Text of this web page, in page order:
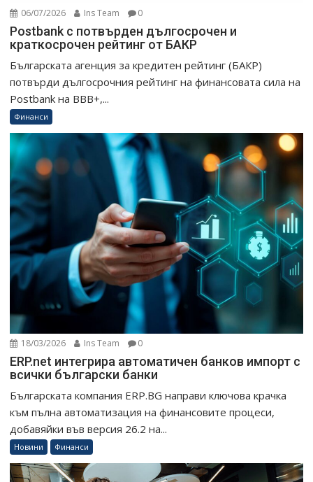
06/07/2026 Ins Team 0
Postbank с потвърден дългосрочен и
краткосрочен рейтинг от БАКР
Българската агенция за кредитен рейтинг (БАКР)
потвърди дългосрочния рейтинг на финансовата сила на
Postbank на BBB+,...
Финанси
18/03/2026 Ins Team 0
ERP.net интегрира автоматичен банков импорт с
всички български банки
Българската компания ERP.BG направи ключова крачка
към пълна автоматизация на финансовите процеси,
добавяйки във версия 26.2 на...
Новини Финанси